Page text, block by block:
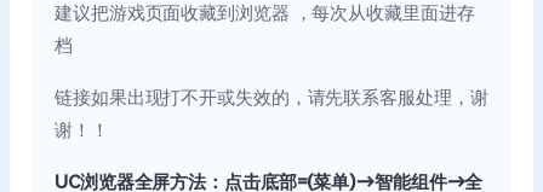
建议把游戏页面收藏到浏览器 ，每次从收藏里面进存
档
链接如果出现打不开或失效的，请先联系客服处理，谢
谢！！
UC浏览器全屏方法：点击底部=(菜单)→智能组件→全